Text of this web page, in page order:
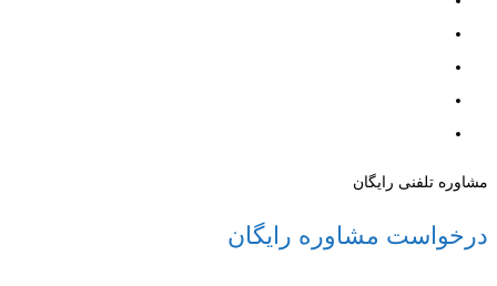
مشاوره تلفنی رایگان
درخواست مشاوره رایگان